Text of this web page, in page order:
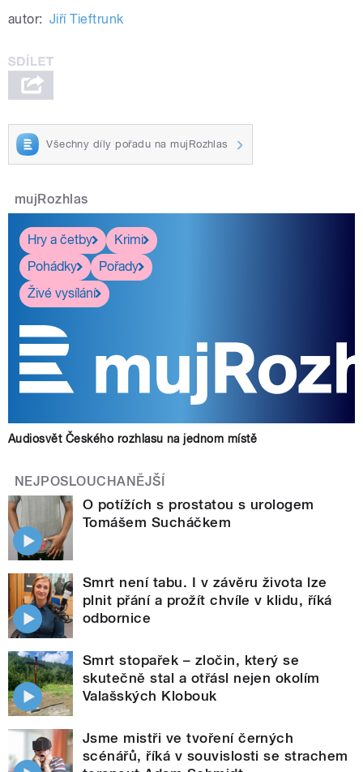
autor: Jiří Tieftrunk
Všechny díly pořadu na mujRozhlas
mujRozhlas
Hry a četby
Krimi
Pohádky
Pořady
Živé vysílání
Audiosvět Českého rozhlasu na jednom místě
NEJPOSLOUCHANĚJŠÍ
O potížích s prostatou s urologem
Tomášem Sucháčkem
Smrt není tabu. I v závěru života lze
plnit přání a prožít chvíle v klidu, říká
odbornice
Smrt stopařek – zločin, který se
skutečně stal a otřásl nejen okolím
Valašských Klobouk
Jsme mistři ve tvoření černých
scénářů, říká v souvislosti se strachem